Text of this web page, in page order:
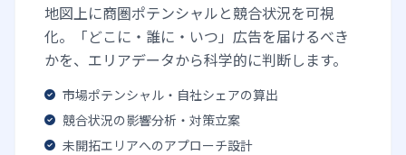
地図上に商圏ポテンシャルと競合状況を可視
化。「どこに・誰に・いつ」広告を届けるべき
かを、エリアデータから科学的に判断します。
市場ポテンシャル・自社シェアの算出
競合状況の影響分析・対策立案
未開拓エリアへのアプローチ設計